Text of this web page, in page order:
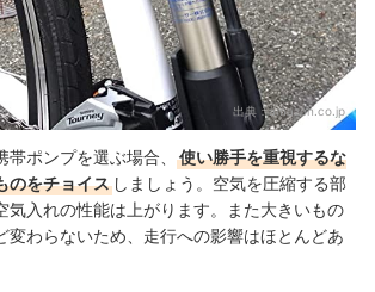
出典：amazon.co.jp
ポンプを選ぶ場合、
使い勝手を重視するな
のをチョイス しましょう。空気を圧縮する部
気入れの性能は上がります。また大きいもの
変わらないため、走行への影響はほとんどあ